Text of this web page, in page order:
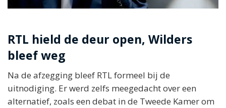
RTL hield de deur open, Wilders
bleef weg
Na de afzegging bleef RTL formeel bij de
uitnodiging. Er werd zelfs meegedacht over een
alternatief, zoals een debat in de Tweede Kamer om